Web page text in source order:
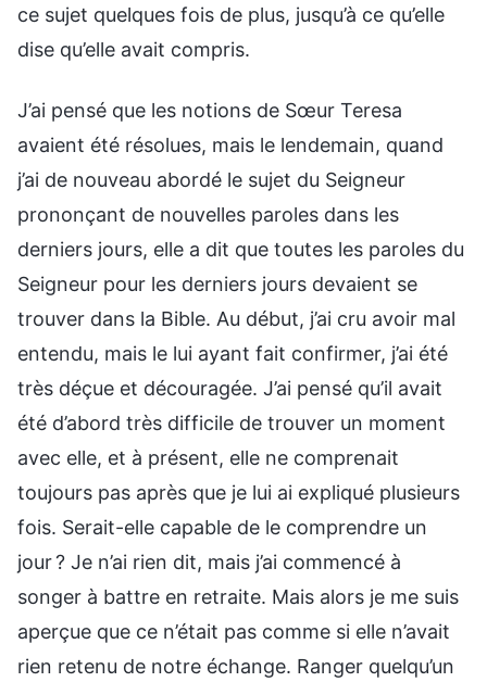
ce sujet quelques fois de plus, jusqu’à ce qu’elle
dise qu’elle avait compris.
J’ai pensé que les notions de Sœur Teresa
avaient été résolues, mais le lendemain, quand
j’ai de nouveau abordé le sujet du Seigneur
prononçant de nouvelles paroles dans les
derniers jours, elle a dit que toutes les paroles du
Seigneur pour les derniers jours devaient se
trouver dans la Bible. Au début, j’ai cru avoir mal
entendu, mais le lui ayant fait confirmer, j’ai été
très déçue et découragée. J’ai pensé qu’il avait
été d’abord très difficile de trouver un moment
avec elle, et à présent, elle ne comprenait
toujours pas après que je lui ai expliqué plusieurs
fois. Serait-elle capable de le comprendre un
jour ? Je n’ai rien dit, mais j’ai commencé à
songer à battre en retraite. Mais alors je me suis
aperçue que ce n’était pas comme si elle n’avait
rien retenu de notre échange. Ranger quelqu’un